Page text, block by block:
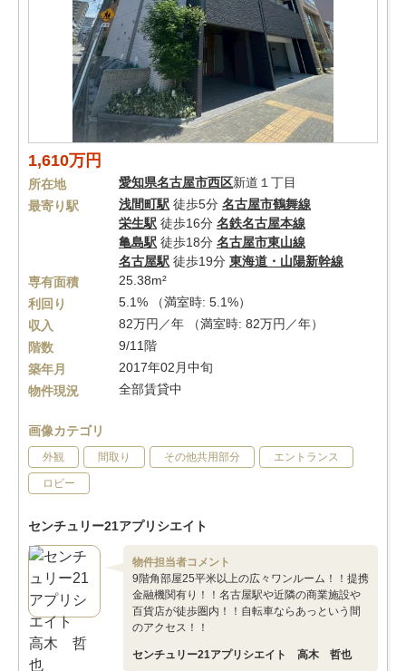
1,610万円
所在地 愛知県名古屋市西区新道１丁目
最寄り駅
浅間町駅 徒歩5分 名古屋市鶴舞線
栄生駅 徒歩16分 名鉄名古屋本線
亀島駅 徒歩18分 名古屋市東山線
名古屋駅 徒歩19分 東海道・山陽新幹線
専有面積
25.38m²
利回り
5.1% （満室時: 5.1%）
収入
82万円／年 （満室時: 82万円／年）
階数
9/11階
築年月
2017年02月中旬
物件現況
全部賃貸中
画像カテゴリ
外観 間取り その他共用部分 エントランス
ロビー
センチュリー21アプリシエイト
物件担当者コメント
9階角部屋25平米以上の広々ワンルーム！！提携
金融機関有り！！名古屋駅や近隣の商業施設や
百貨店が徒歩圏内！！自転車ならあっという間
のアクセス！！
センチュリー21アプリシエイト 高木 哲也